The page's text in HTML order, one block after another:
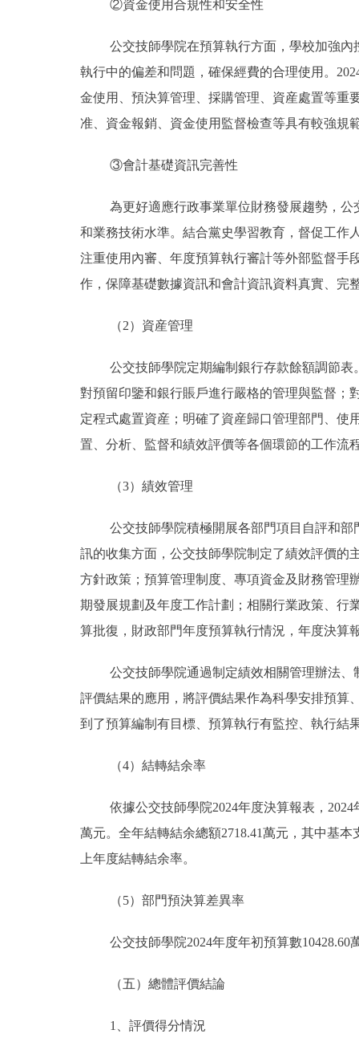
②資金使用合規性和安全性
公交技師學院在預算執行方面，學校加強
執行中的偏差和問題，確保經費的合理使用。
金使用、預決算管理、採購管理、資産處置等重
准、資金報銷、資金使用監督檢查等具有較強規
③會計基礎資訊完善性
為更好適應行政事業單位財務發展趨勢，
和業務技術水準。結合黨史學習教育，督促工作
注重使用內審、年度預算執行審計等外部監督手
作，保障基礎數據資訊和會計資訊資料真實、完
（2）資産管理
公交技師學院定期編制銀行存款餘額調節
對預留印鑒和銀行賬戶進行嚴格的管理與監督；
定程式處置資産；明確了資産歸口管理部門、使
置、分析、監督和績效評價等各個環節的工作流
（3）績效管理
公交技師學院積極開展各部門項目自評和
訊的收集方面，公交技師學院制定了績效評價的
方針政策；預算管理制度、專項資金及財務管理
期發展規劃及年度工作計劃；相關行業政策、行
算批復，財政部門年度預算執行情況，年度決算
公交技師學院通過制定績效相關管理辦法
評價結果的應用，將評價結果作為科學安排預算
到了預算編制有目標、預算執行有監控、執行結
（4）結轉結余率
依據公交技師學院2024年度決算報表，
萬元。全年結轉結余總額2718.41萬元，其中基
上年度結轉結余率。
（5）部門預決算差異率
公交技師學院2024年度年初預算數
（五）總體評價結論
1、評價得分情況